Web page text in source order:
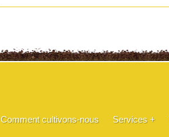
Comment cultivons-nous Services +